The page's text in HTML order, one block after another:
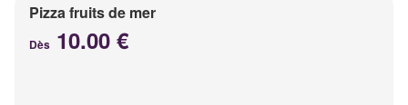
Pizza fruits de mer
Dès 10.00 €